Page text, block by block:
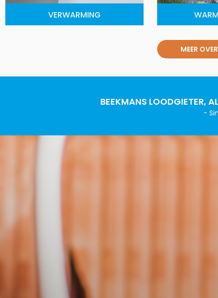
VERWARMING
MEER
BEEKMANS LOODGIETER,
-